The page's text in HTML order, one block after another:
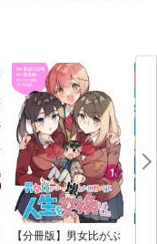
【分冊版】男女比がぶ